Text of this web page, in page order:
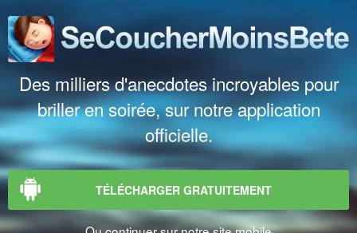
Des milliers d'anecdotes incroyables pour
briller en soirée, sur notre application
officielle.
TÉLÉCHARGER GRATUITEMENT